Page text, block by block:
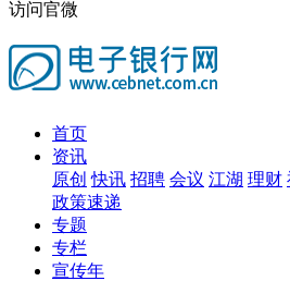
访问官微
首页
资讯
原创 快讯 招聘 会议 江湖 理财
政策速递
专题
专栏
宣传年